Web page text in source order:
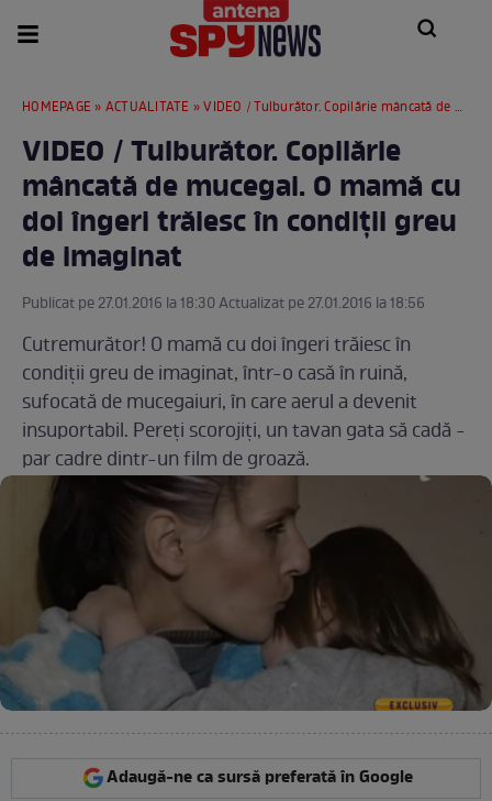
HOMEPAGE » ACTUALITATE » VIDEO / Tulburător. Copilărie mâncată de mucegai. O mamă cu doi îngeri trăiesc în condiţii greu de imaginat
VIDEO / Tulburător. Copilărie
mâncată de mucegai. O mamă cu
doi îngeri trăiesc în condiţii greu
de imaginat
Publicat pe 27.01.2016 la 18:30 Actualizat pe 27.01.2016 la 18:56
Cutremurător! O mamă cu doi îngeri trăiesc în
condiţii greu de imaginat, într-o casă în ruină,
sufocată de mucegaiuri, în care aerul a devenit
insuportabil. Pereţi scorojiţi, un tavan gata să cadă -
par cadre dintr-un film de groază.
Adaugă-ne ca sursă preferată în Google